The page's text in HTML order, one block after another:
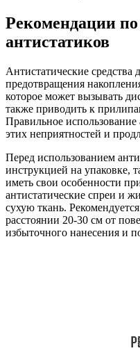
Рекомендации
антистатиков
Антистатические
предотвращения
которое может вызывать
также приводить к
Правильное
этих неприятностей и
Перед использованием
инструкцией на упаковке,
иметь свои особенности
антистатические спреи и
сухую ткань.
расстоянии 20-30 см от
избыточного нанесения и